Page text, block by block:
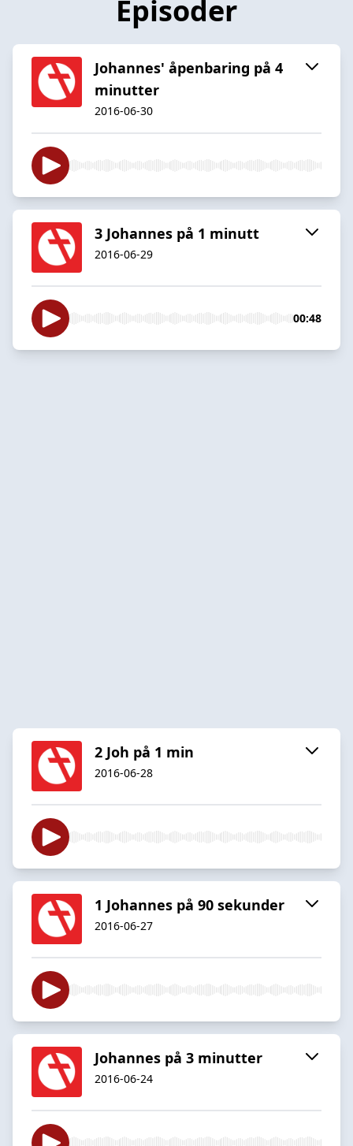
Episoder
Johannes' åpenbaring på 4
minutter
2016-06-30
3 Johannes på 1 minutt
2016-06-29
00:48
2 Joh på 1 min
2016-06-28
1 Johannes på 90 sekunder
2016-06-27
Johannes på 3 minutter
2016-06-24